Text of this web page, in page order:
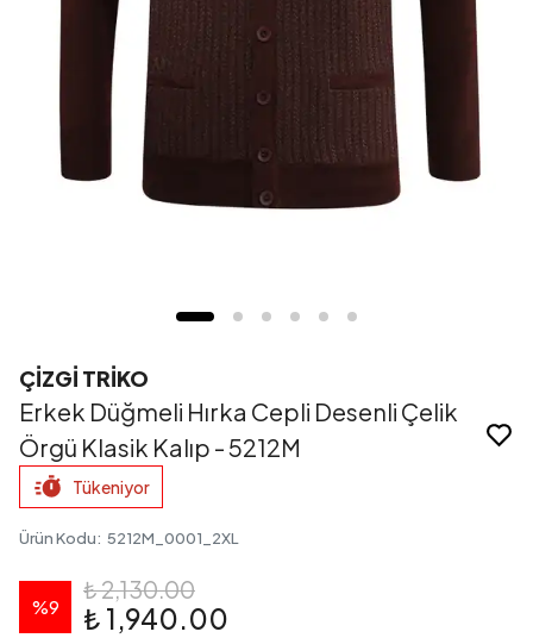
ÇİZGİ TRİKO
Erkek Düğmeli Hırka Cepli Desenli Çelik
Örgü Klasik Kalıp - 5212M
Tükeniyor
Ürün Kodu: 5212M_0001_2XL
%9
₺ 2,130.00
₺ 1,940.00